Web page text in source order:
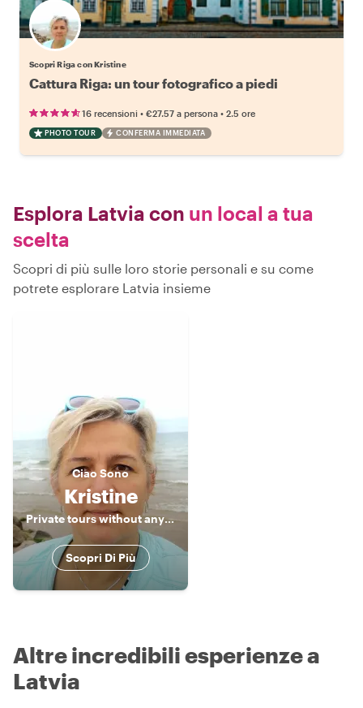
Scopri Riga con Kristine
Cattura Riga: un tour fotografico a piedi
16 recensioni • €27.57 a persona • 2.5 ore
PHOTO TOUR CONFERMA IMMEDIATA
Esplora Latvia con un local a tua
scelta
Scopri di più sulle loro storie personali e su come
potrete esplorare Latvia insieme
Ciao Sono
Kristine
Private tours without any haste
Scopri Di Più
Altre incredibili esperienze a
Latvia